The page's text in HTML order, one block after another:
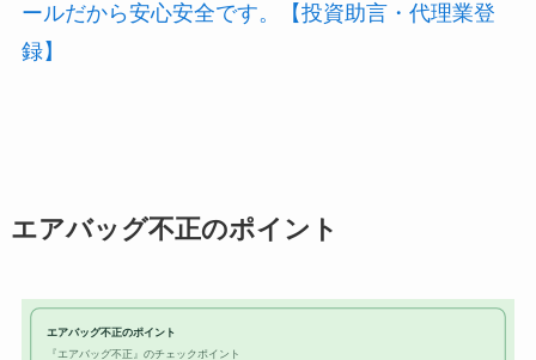
ールだから安心安全です。【投資助言・代理業登
録】
エアバッグ不正のポイント
エアバッグ不正のポイント
『エアバッグ不正』のチェックポイント